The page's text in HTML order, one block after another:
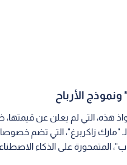
ونموذج الأرباح
هذه، التي لم يعلن عن
"مارك زاكربرغ"، التي تضم
المتمحورة على الذكاء